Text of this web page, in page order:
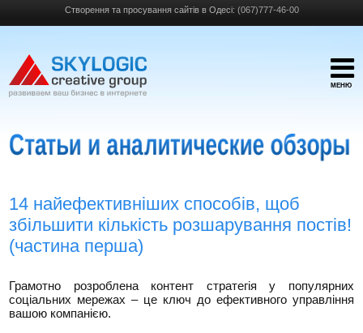
Створення та просування сайтів в Одесі: (067)777-46-00
МЕНЮ
14 найефективніших способів, щоб
збільшити кількість розшарування постів!
(частина перша)
Грамотно розроблена контент стратегія у популярних
соціальних мережах – це ключ до ефективного управління
вашою компанією.